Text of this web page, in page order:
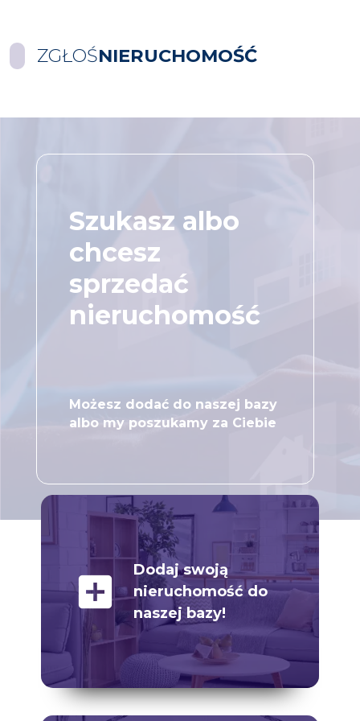
ZGŁOŚNIERUCHOMOŚĆ
Szukasz albo
chcesz
sprzedać
nieruchomość
Możesz dodać do naszej bazy
albo my poszukamy za Ciebie
add_box
Dodaj swoją
nieruchomość do
naszej bazy!